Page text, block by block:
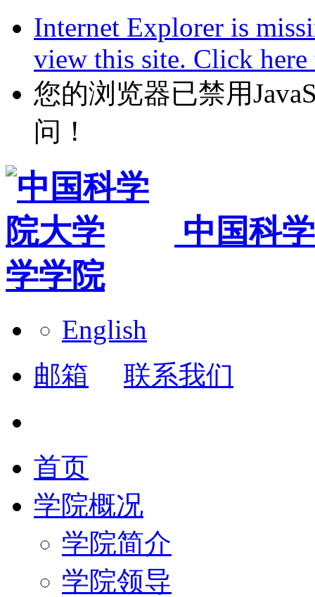
Internet Explorer is
view this site. Click
您的浏览器已禁用
问！
中国科
学学院
English
邮箱
联系我们
首页
学院概况
学院简介
学院领导